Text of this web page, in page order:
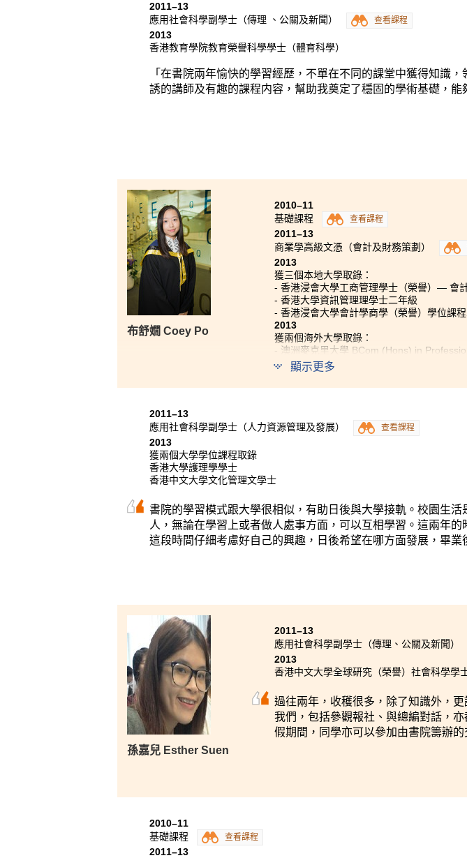
2011–13
應用社會科學副學士（傳理 、公關及新聞）
查看課程
2013
香港教育學院教育榮譽科學學士（體育科學）
「在書院兩年愉快的學習經歷，不單在不同的課堂中獲得知識
誘的講師及有趣的課程内容，幫助我奠定了穩固的學術基礎，能
布舒嫺 Coey Po
2010–11
基礎課程
查看課程
2011–13
商業學高級文憑（會計及財務策劃）
2013
獲三個本地大學取錄：
- 香港浸會大學工商管理學士（榮譽）— 會
- 香港大學資訊管理理學士二年級
- 香港浸會大學會計學商學（榮譽）學位課
2013
獲兩個海外大學取錄：
- 澳洲麥克里大學 BCom (Hons) in
- 澳洲昆士蘭大學 Bachelor of Business
求學過程雖然艱辛，但現在學成畢業
學習模式與大學十分相似，鼓勵同學
課餘時相約講師作提問、與同學一起
同學的問題，為增添課堂樂趣，更經
顯示更多
2011–13
應用社會科學副學士（人力資源管理及發展）
查看課程
2013
獲兩個大學學位課程取錄
香港大學護理學學士
香港中文大學文化管理文學士
書院的學習模式跟大學很相似，有助日後與大學接軌。校園生
人，無論在學習上或者做人處事方面，可以互相學習。這兩年
這段時間仔細考慮好自己的興趣，日後希望在哪方面發展，畢業
孫嘉兒 Esther Suen
2011–13
應用社會科學副學士（傳理、公關及新聞）
2013
香港中文大學全球研究（榮譽）社會科學學
過往兩年，收穫很多，除了知識外，
我們，包括參觀報社、與總編對話，
假期間，同學亦可以參加由書院籌辦的
2010–11
基礎課程
查看課程
2011–13